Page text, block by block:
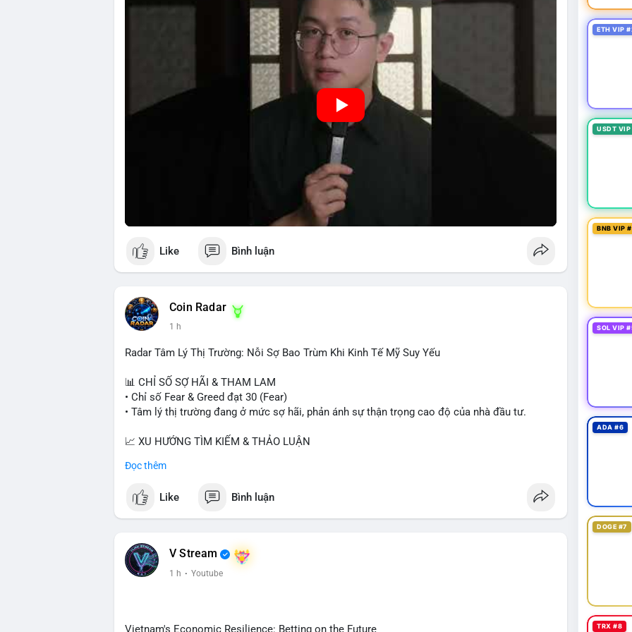
Like Bình luận
Coin Radar
1 h
Radar Tâm Lý Thị Trường: Nỗi Sợ Bao Trùm Khi Kinh Tế Mỹ Suy Yếu
📊 CHỈ SỐ SỢ HÃI & THAM LAM
• Chỉ số Fear & Greed đạt 30 (Fear)
• Tâm lý thị trường đang ở mức sợ hãi, phản ánh sự thận trọng cao độ của nhà đầu tư.
📈 XU HƯỚNG TÌM KIẾM & THẢO LUẬN
• LunarCrush Trending: Ethereum, Solana, Dogecoin, Polkadot, Chainlink, Litecoin.
đại học.
• Tin tức kinh tế: Mỹ mất 23.000 việc làm trong tháng 7, thấp hơn nhiều so với kỳ vọng.
• Pháp lý: Thượng viện Mỹ lùi việc bỏ phiếu Clarity Act sang tháng 9; Thượng nghị sĩ Warren
yêu cầu luật pháp không do ngành crypto tự viết.
Đọc thêm
Like Bình luận
V Stream
1 h · Youtube
Vietnam's Economic Resilience: Betting on the Future
ETH VIP
USDT
BNB VIP
SOL VIP
ADA #6
DOGE #7
TRX #8